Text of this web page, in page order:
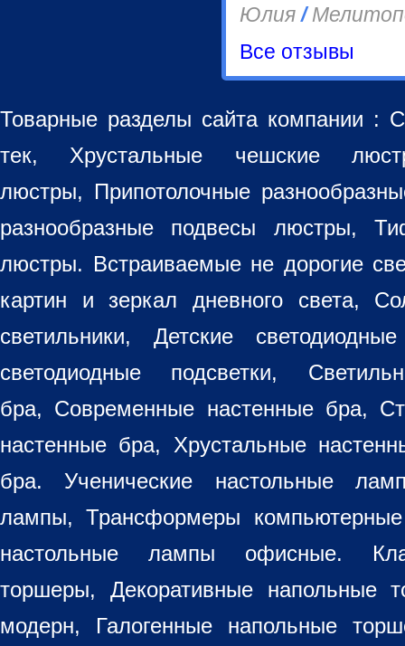
Юлия/
Все отзывы
Товарные разделы сайта компании :
тек, Хрустальные чешские
люстры, Припотолочные
разнообразные подвесы люстры,
люстры. Встраиваемые не дорогие
картин и зеркал дневного света,
светильники, Детские
светодиодные подсветки,
бра, Современные настенные бра,
настенные бра, Хрустальные
бра. Ученические настольные
лампы, Трансформеры
настольные лампы офисные.
торшеры, Декоративные напольные
модерн, Галогенные напольные